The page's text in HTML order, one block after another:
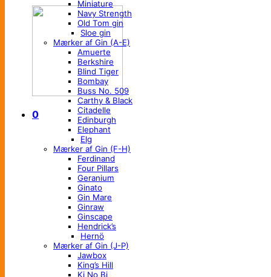
0
Miniature
Navy Strength
Old Tom gin
Sloe gin
Mærker af Gin (A-E)
Amuerte
Berkshire
Blind Tiger
Bombay
Buss No. 509
Carthy & Black
Citadelle
Edinburgh
Elephant
Elg
Mærker af Gin (F-H)
Ferdinand
Four Pillars
Geranium
Ginato
Gin Mare
Ginraw
Ginscape
Hendrick’s
Hernö
Mærker af Gin (J-P)
Jawbox
King’s Hill
Ki No Bi